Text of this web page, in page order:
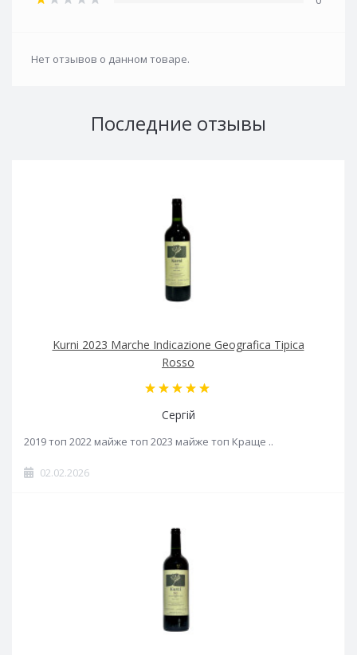
Нет отзывов о данном товаре.
Последние отзывы
Kurni 2023 Marche Indicazione Geografica Tipica
Rosso
Сергій
2019 топ 2022 майже топ 2023 майже топ Краще ..
02.02.2026